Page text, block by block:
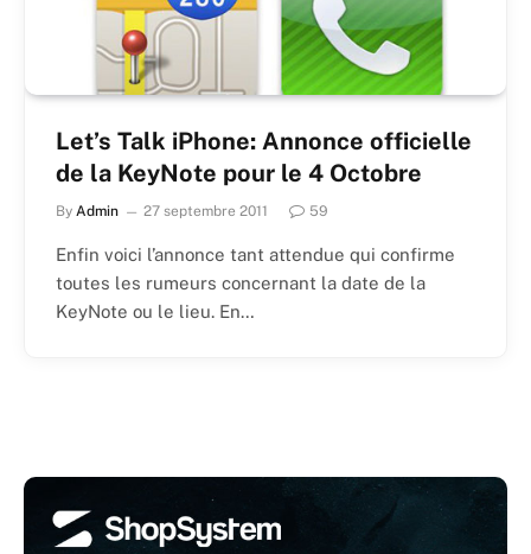
Let’s Talk iPhone: Annonce officielle
de la KeyNote pour le 4 Octobre
By Admin 27 septembre 2011 59
Enfin voici l’annonce tant attendue qui confirme
toutes les rumeurs concernant la date de la
KeyNote ou le lieu. En…